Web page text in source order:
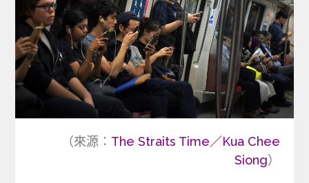
（來源： The Straits Time／Kua Chee
Siong）